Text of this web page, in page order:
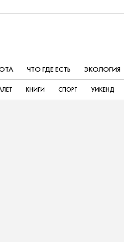
ЧТО ГДЕ ЕСТЬ ЭКОЛОГИЯ
КНИГИ СПОРТ УИКЕНД